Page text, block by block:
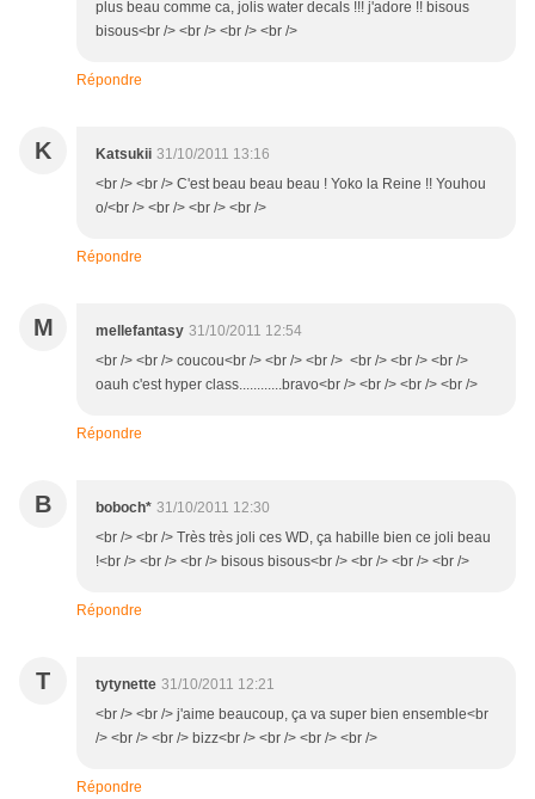
plus beau comme ca, jolis water decals !!! j'adore !! bisous
bisous<br /> <br /> <br /> <br />
Répondre
K Katsukii 31/10/2011 13:16
<br /> <br /> C'est beau beau beau ! Yoko la Reine !! Youhou
o/<br /> <br /> <br /> <br />
Répondre
M mellefantasy 31/10/2011 12:54
<br /> <br /> coucou<br /> <br /> <br /> <br /> <br /> <br />
oauh c'est hyper class............bravo<br /> <br /> <br /> <br />
Répondre
B boboch* 31/10/2011 12:30
<br /> <br /> Très très joli ces WD, ça habille bien ce joli beau
!<br /> <br /> <br /> bisous bisous<br /> <br /> <br /> <br />
Répondre
T tytynette 31/10/2011 12:21
<br /> <br /> j'aime beaucoup, ça va super bien ensemble<br
/> <br /> <br /> bizz<br /> <br /> <br /> <br />
Répondre